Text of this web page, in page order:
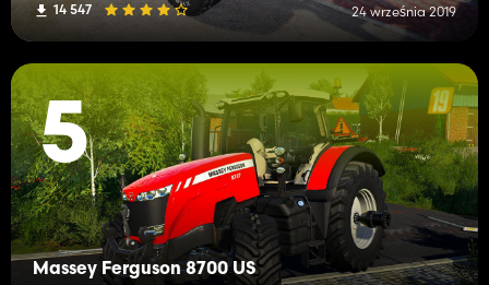
14 547 24 września 2019
5
Massey Ferguson 8700 US